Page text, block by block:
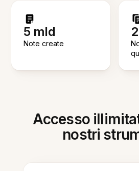
5 mld
Note create
Accesso
nostri